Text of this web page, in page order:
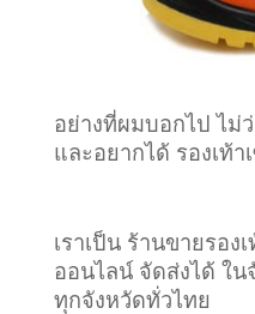
อย่างที่ผมบอกไป ไม่
และอยากได้ รองเท้า
เราเป็น ร้านขายรอง
ออนไลน์ จัดส่งได้ ใ
ทุกจังหวัดทั่วไทย